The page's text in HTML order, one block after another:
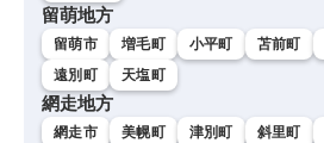
留萌地方
留萌市 増毛町 小平町 苫前町
遠別町
天塩町
網走地方
網走市 美幌町 津別町 斜里町